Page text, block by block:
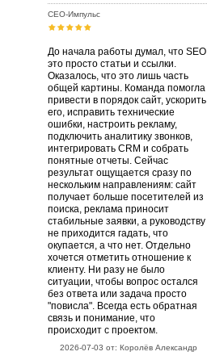
СЕО-Импульс
До начала работы думал, что SEO
это просто статьи и ссылки.
Оказалось, что это лишь часть
общей картины. Команда помогла
привести в порядок сайт, ускорить
его, исправить технические
ошибки, настроить рекламу,
подключить аналитику звонков,
интегрировать CRM и собрать
понятные отчеты. Сейчас
результат ощущается сразу по
нескольким направлениям: сайт
получает больше посетителей из
поиска, реклама приносит
стабильные заявки, а руководству
не приходится гадать, что
окупается, а что нет. Отдельно
хочется отметить отношение к
клиенту. Ни разу не было
ситуации, чтобы вопрос остался
без ответа или задача просто
"повисла". Всегда есть обратная
связь и понимание, что
происходит с проектом.
2026-07-03 от: Королёв Александр